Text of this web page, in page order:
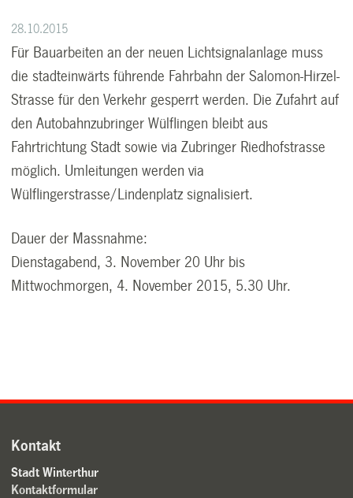
28.10.2015
Für Bauarbeiten an der neuen Lichtsignalanlage muss
die stadteinwärts führende Fahrbahn der Salomon-Hirzel-
Strasse für den Verkehr gesperrt werden. Die Zufahrt auf
den Autobahnzubringer Wülflingen bleibt aus
Fahrtrichtung Stadt sowie via Zubringer Riedhofstrasse
möglich. Umleitungen werden via
Wülflingerstrasse/Lindenplatz signalisiert.
Dauer der Massnahme:
Dienstagabend, 3. November 20 Uhr bis
Mittwochmorgen, 4. November 2015, 5.30 Uhr.
Kontakt
Stadt Winterthur
Kontaktformular